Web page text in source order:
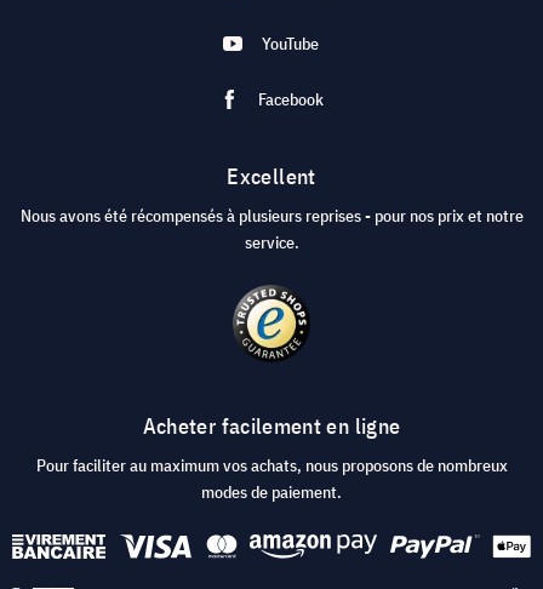
YouTube
Facebook
Excellent
Nous avons été récompensés à plusieurs reprises - pour nos prix et notre
service.
Acheter facilement en ligne
Pour faciliter au maximum vos achats, nous proposons de nombreux
modes de paiement.